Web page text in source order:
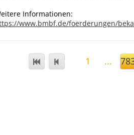
Informationen:
www.bmbf.de/foerderungen/
1 ...